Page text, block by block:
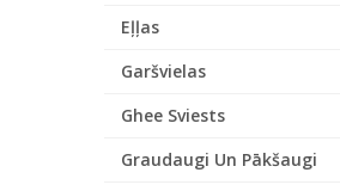
Eļļas
Garšvielas
Ghee Sviests
Graudaugi Un Pākšaugi